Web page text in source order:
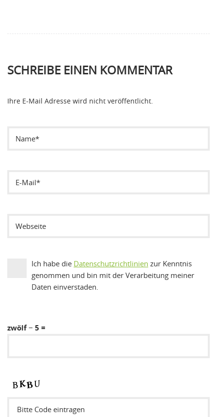
SCHREIBE EINEN KOMMENTAR
Ihre E-Mail Adresse wird nicht veröffentlicht.
Ich habe die Datenschutzrichtlinien zur Kenntnis
genommen und bin mit der Verarbeitung meiner
Daten einverstaden.
zwölf − 5 =